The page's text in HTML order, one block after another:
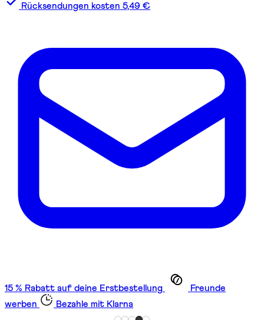
Rücksendungen kosten 5,49 €
15 % Rabatt auf deine Erstbestellung
Freunde
werben
Bezahle mit Klarna